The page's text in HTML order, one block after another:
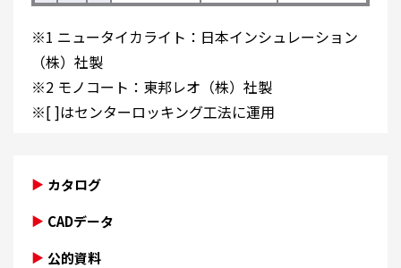
※1 ニュータイカライト：日本インシュレーション
（株）社製
※2 モノコート：東邦レオ（株）社製
※[ ]はセンターロッキング工法に運用
カタログ
CADデータ
公的資料